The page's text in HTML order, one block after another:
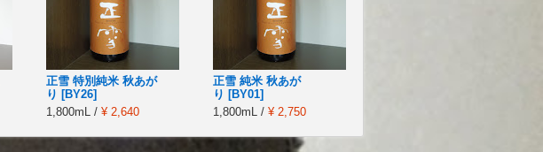
正雪 特別純米 秋あが
り [BY26]
1,800mL / ¥ 2,640
正雪 純米 秋あが
り [BY01]
1,800mL / ¥ 2,750